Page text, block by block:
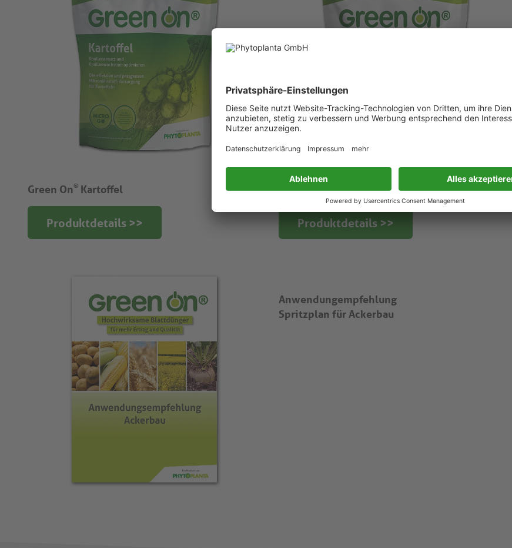
Green On® Kartoffel
Produktdetails >>
Green On Raps
Produktdetails >>
Anwendungempfehlung
Spritzplan für Ackerbau